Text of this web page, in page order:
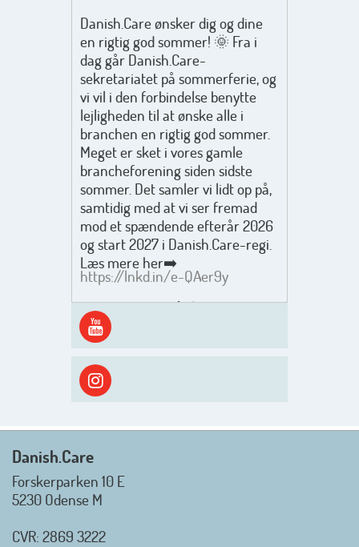
Danish.Care ønsker dig og dine
en rigtig god sommer! 🌞 Fra i
dag går Danish.Care-
sekretariatet på sommerferie, og
vi vil i den forbindelse benytte
lejligheden til at ønske alle i
branchen en rigtig god sommer.
Meget er sket i vores gamle
brancheforening siden sidste
sommer. Det samler vi lidt op på,
samtidig med at vi ser fremad
mod et spændende efterår 2026
og start 2027 i Danish.Care-regi.
Læs mere her➡️
https://lnkd.in/e-QAer9y
Men inden det går løs med en
spændende og aktivt
efterårsæson, så går turen først
ud i solen, ned til vandet og ind i
skyggen igen. Danish.Care holder
sommerlukket i uge 29 + 30.
Mvh. Anders, Helle og Malthe
Danish.Care
Forskerparken 10 E
5230 Odense M
CVR: 2869 3222